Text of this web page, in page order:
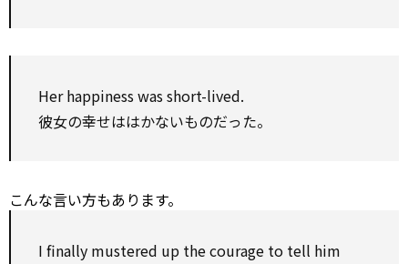
Her happiness was short-lived.
彼女の幸せははかないものだった。
こんな言い方もあります。
I finally mustered up the courage to tell him